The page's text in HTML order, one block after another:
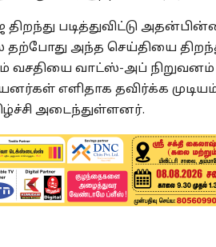
படித்துவிட்டு
தற்போது அந்த செய்தியை
வசதியை வாட்ஸ்-அப்
எளிதாக தவிர்க்க
அடைந்துள்ளனர்.